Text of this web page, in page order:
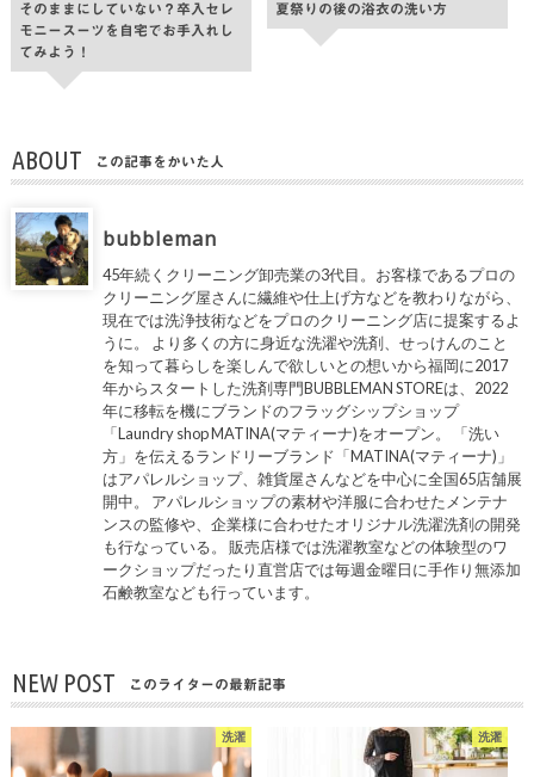
そのままにしていない？卒入セレ
モニースーツを自宅でお手入れし
てみよう！
夏祭りの後の浴衣の洗い方
ABOUT この記事をかいた人
bubbleman
45年続くクリーニング卸売業の3代目。お客様であるプロの
クリーニング屋さんに繊維や仕上げ方などを教わりながら、
現在では洗浄技術などをプロのクリーニング店に提案するよ
うに。 より多くの方に身近な洗濯や洗剤、せっけんのこと
を知って暮らしを楽しんで欲しいとの想いから福岡に2017
年からスタートした洗剤専門BUBBLEMAN STOREは、2022
年に移転を機にブランドのフラッグシップショップ
「Laundry shop MATINA(マティーナ)をオープン。 「洗い
方」を伝えるランドリーブランド「MATINA(マティーナ)」
はアパレルショップ、雑貨屋さんなどを中心に全国65店舗展
開中。 アパレルショップの素材や洋服に合わせたメンテナ
ンスの監修や、企業様に合わせたオリジナル洗濯洗剤の開発
も行なっている。 販売店様では洗濯教室などの体験型のワ
ークショップだったり直営店では毎週金曜日に手作り無添加
石鹸教室なども行っています。
NEW POST このライターの最新記事
洗濯 洗濯